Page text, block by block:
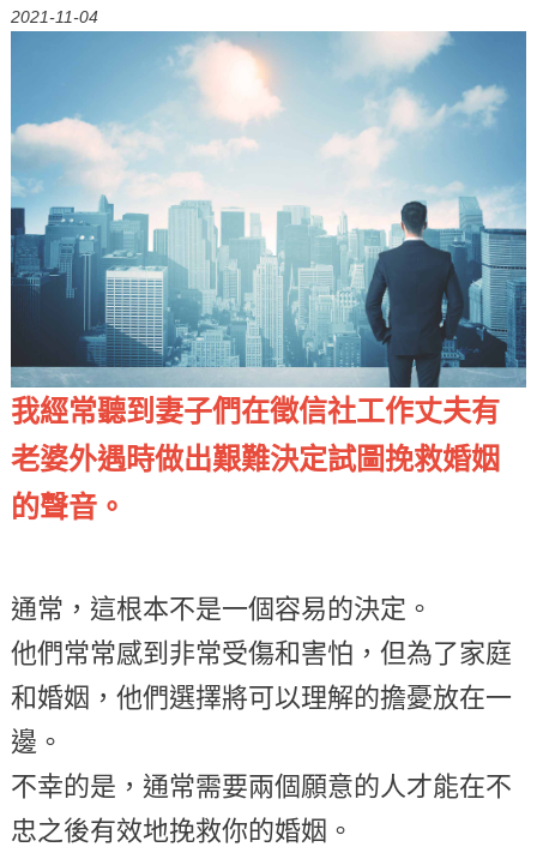
2021-11-04
我經常聽到妻子們在徵信社工作丈夫有
老婆外遇時做出艱難決定試圖挽救婚姻
的聲音。
通常，這根本不是一個容易的決定。
他們常常感到非常受傷和害怕，但為了家庭
和婚姻，他們選擇將可以理解的擔憂放在一
邊。
不幸的是，通常需要兩個願意的人才能在不
忠之後有效地挽救你的婚姻。